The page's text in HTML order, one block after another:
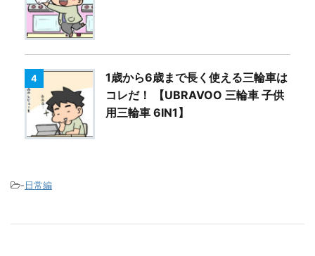
4
1歳から6歳まで長く使える三輪車は
コレだ！ 【UBRAVOO 三輪車 子供
用三輪車 6IN1】
-日常編